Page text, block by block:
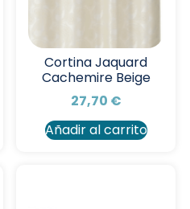
Cortina Jaquard
Cachemire Beige
27,70 €
Añadir al carrito